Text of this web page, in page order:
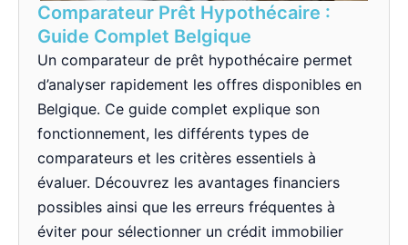
Comparateur Prêt Hypothécaire :
Guide Complet Belgique
Un comparateur de prêt hypothécaire permet
d’analyser rapidement les offres disponibles en
Belgique. Ce guide complet explique son
fonctionnement, les différents types de
comparateurs et les critères essentiels à
évaluer. Découvrez les avantages financiers
possibles ainsi que les erreurs fréquentes à
éviter pour sélectionner un crédit immobilier